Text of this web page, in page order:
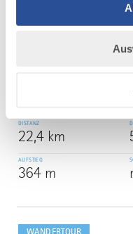
WANDERTOUR
Jakobsweg - West
Jakobsweg - West Etappe
DISTANZ
22,4 km
AUFSTIEG
364 m
WANDERTOUR
dazu